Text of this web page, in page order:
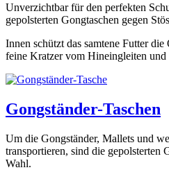
Unverzichtbar für den perfekten
gepolsterten Gongtaschen gegen
Innen schützt das samtene Futter
feine Kratzer vom Hineingleiten und
Gongständer-Taschen
Um die Gongständer, Mallets und
transportieren, sind die gepolsterten
Wahl.